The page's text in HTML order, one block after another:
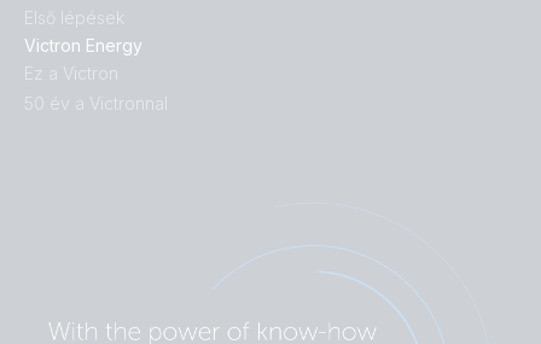
Első lépések
Victron Energy
Ez a Victron
50 év a Victronnal